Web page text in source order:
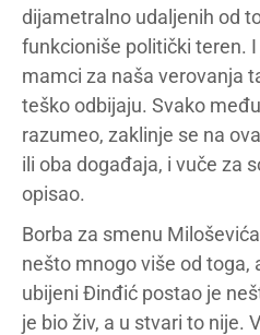
dijametralno udaljenih od
funkcioniše politički teren.
mamci za naša verovanja
teško odbijaju. Svako
razumeo, zaklinje se na
ili oba događaja, i vuče za
opisao.
Borba za smenu
nešto mnogo više od toga,
ubijeni Đinđić postao je
je bio živ, a u stvari to nije.